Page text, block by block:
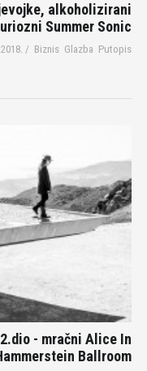
alkoholizirani
Summer Sonic
/ Biznis Glazba Putopis
- mračni Alice In
Ballroom